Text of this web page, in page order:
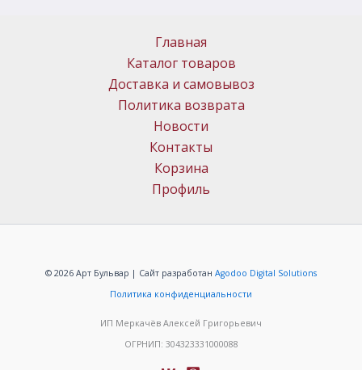
Главная
Каталог товаров
Доставка и самовывоз
Политика возврата
Новости
Контакты
Корзина
Профиль
© 2026 Арт Бульвар | Сайт разработан Agodoo Digital Solutions
Политика конфиденциальности
ИП Меркачёв Алексей Григорьевич
ОГРНИП: 304323331000088